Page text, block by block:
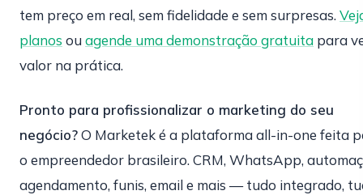
tem preço em real, sem fidelidade e sem surpresas.
planos ou agende uma demonstração gratuita para
valor na prática.
Pronto para profissionalizar o marketing do seu
negócio?O Marketek é a plataforma all-in-one feita
o empreendedor brasileiro. CRM, WhatsApp,
agendamento, funis, email e mais — tudo integrado,